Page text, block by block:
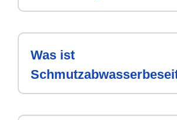
Was ist